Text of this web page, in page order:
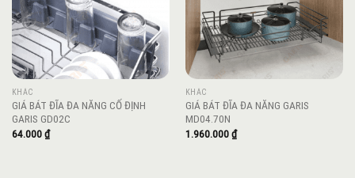
KHÁC
GIÁ BÁT ĐĨA ĐA NĂNG CỐ ĐỊNH
GARIS GD02C
64.000₫
KHÁC
GIÁ BÁT ĐĨA ĐA NĂNG GARIS
MD04.70N
1.960.000₫